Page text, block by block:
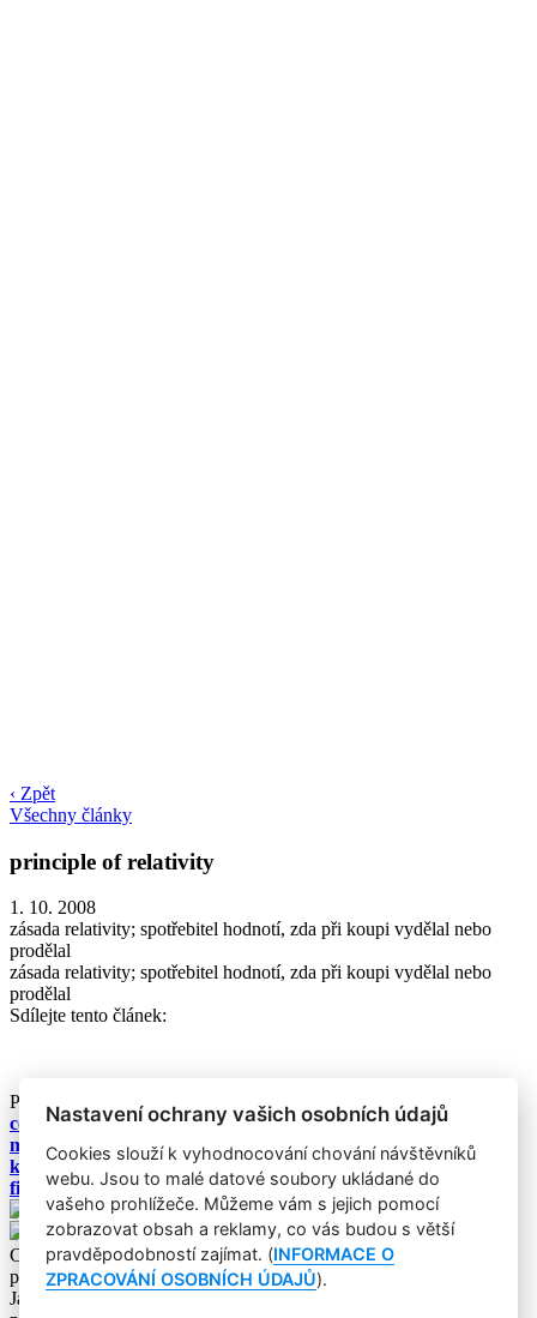
‹ Zpět
Všechny články
principle of relativity
1. 10. 2008
zásada relativity; spotřebitel hodnotí, zda při koupi vydělal nebo
prodělal
zásada relativity; spotřebitel hodnotí, zda při koupi vydělal nebo
prodělal
Sdílejte tento článek:
Podobné články:
centers
model přenesení významu
kupony
firemní komunikace
Copyright © 2004-2020 Focus Agency, s.r.o. Plné znění licenčních
podmínek. ISSN 1803-957X
Jakékoliv publikování, přebírání nebo šíření obsahu je bez
Nastavení ochrany vašich osobních údajů
Cookies slouží k vyhodnocování chování návštěvníků
webu. Jsou to malé datové soubory ukládané do
vašeho prohlížeče. Můžeme vám s jejich pomocí
zobrazovat obsah a reklamy, co vás budou s větší
pravděpodobností zajímat. (INFORMACE O
ZPRACOVÁNÍ OSOBNÍCH ÚDAJŮ).